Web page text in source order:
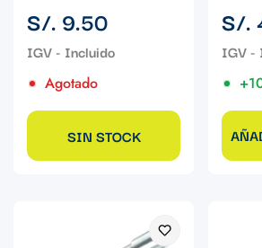
Precio
regular
S/. 9.50
Agotado
SIN STOCK
Precio
regular
S/.